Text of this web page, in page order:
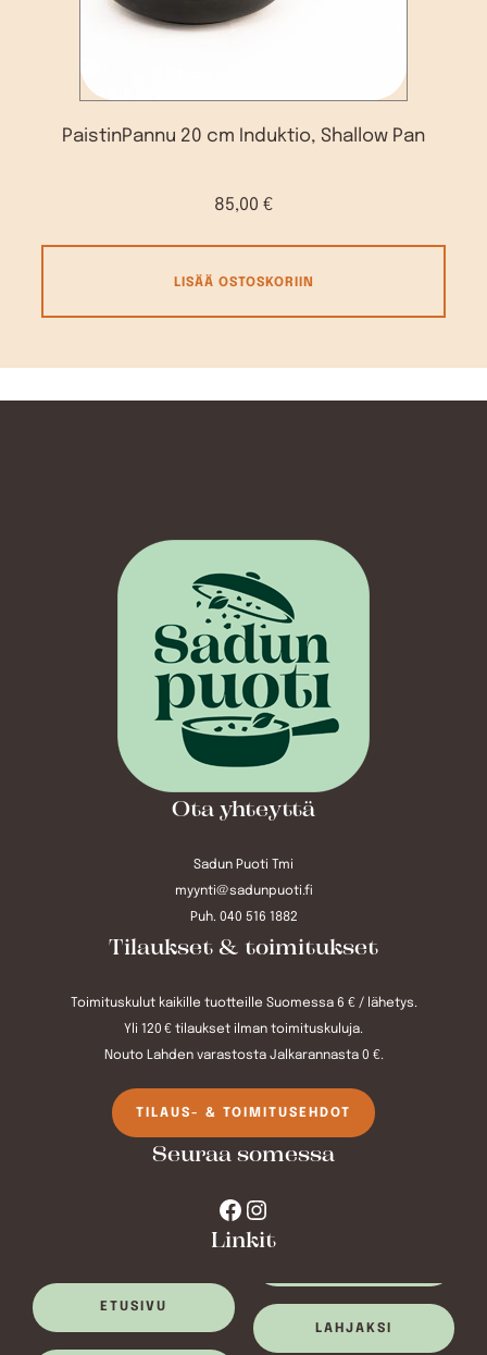
PaistinPannu 20 cm Induktio, Shallow Pan
85,00 €
LISÄÄ OSTOSKORIIN
Ota yhteyttä
Sadun Puoti Tmi
myynti@sadunpuoti.fi
Puh. 040 516 1882
Tilaukset & toimitukset
Toimituskulut kaikille tuotteille Suomessa 6 € / lähetys.
Yli 120 € tilaukset ilman toimituskuluja.
Nouto Lahden varastosta Jalkarannasta 0 €.
TILAUS- & TOIMITUSEHDOT
Seuraa somessa
Facebook Instagram
Linkit
ETUSIVU
LAHJAKSI